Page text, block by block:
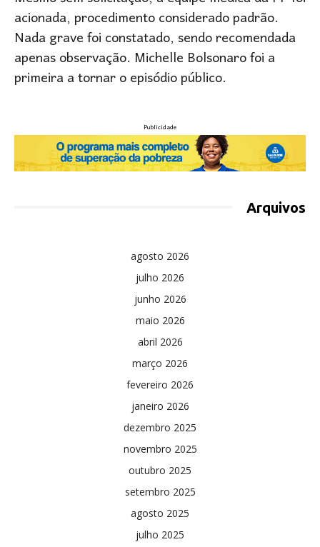
acionada, procedimento considerado padrão.
Nada grave foi constatado, sendo recomendada
apenas observação. Michelle Bolsonaro foi a
primeira a tornar o episódio público.
Publicidade
Arquivos
agosto 2026
julho 2026
junho 2026
maio 2026
abril 2026
março 2026
fevereiro 2026
janeiro 2026
dezembro 2025
novembro 2025
outubro 2025
setembro 2025
agosto 2025
julho 2025